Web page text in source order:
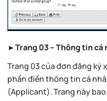
►Trang 03 – Thông tin cá
Trang 03 của đơn đăng ký
phần điền thông tin cá
(Applicant). Trang này